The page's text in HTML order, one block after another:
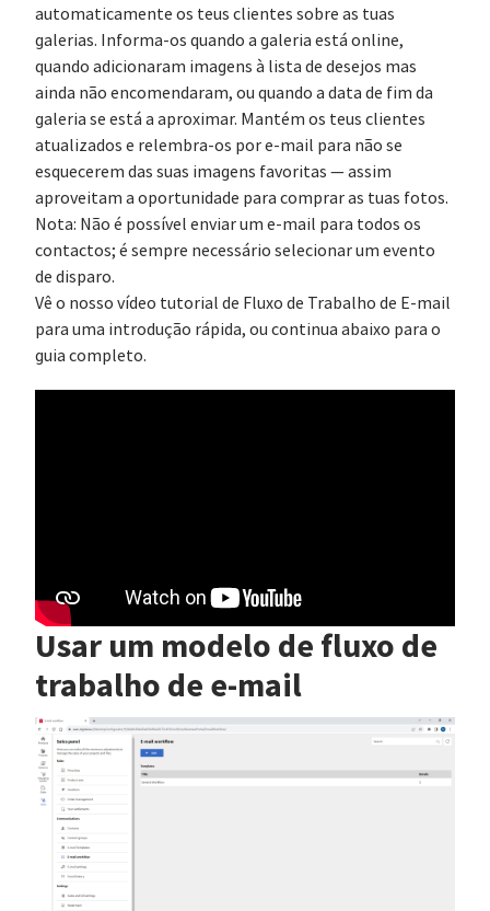
automaticamente os teus clientes sobre as tuas
galerias. Informa-os quando a galeria está online,
quando adicionaram imagens à lista de desejos mas
ainda não encomendaram, ou quando a data de fim da
galeria se está a aproximar. Mantém os teus clientes
atualizados e relembra-os por e-mail para não se
esquecerem das suas imagens favoritas — assim
aproveitam a oportunidade para comprar as tuas fotos.
Nota: Não é possível enviar um e-mail para todos os
contactos; é sempre necessário selecionar um evento
de disparo.
Vê o nosso vídeo tutorial de Fluxo de Trabalho de E-mail
para uma introdução rápida, ou continua abaixo para o
guia completo.
Usar um modelo de fluxo de
trabalho de e-mail